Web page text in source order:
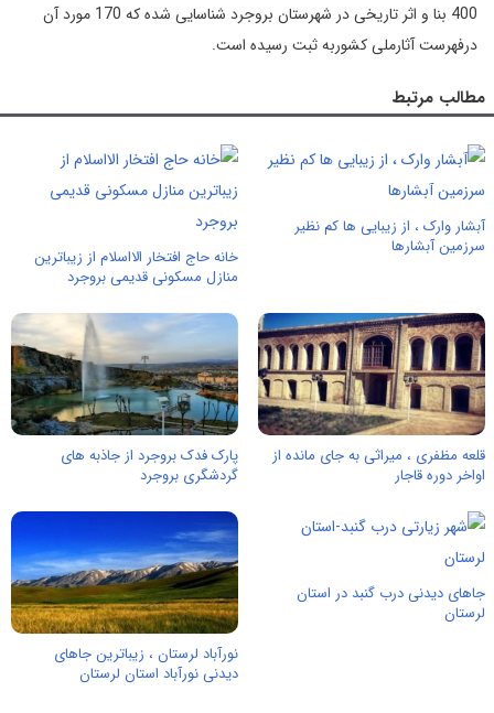
400 بنا و اثر تاریخی در شهرستان بروجرد شناسایی شده که 170 مورد آن
درفهرست آثارملی کشوربه ثبت رسیده است.
مطالب مرتبط
آبشار وارک ، از زیبایی ها کم نظیر
سرزمین آبشارها
خانه حاج افتخار الااسلام از زیباترین
منازل مسکونی قدیمی بروجرد
قلعه مظفری ، میراثی به جای مانده از
اواخر دوره قاجار
پارک فدک بروجرد از جاذبه های
گردشگری بروجرد
جاهای دیدنی درب گنبد در استان
لرستان
نورآباد لرستان ، زیباترین جاهای
دیدنی نورآباد استان لرستان